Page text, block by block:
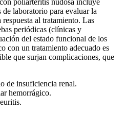
poliarteritis nudosa incluye
laboratorio para evaluar la
al tratamiento. Las
periódicas (clínicas y
del estado funcional de los
con un tratamiento adecuado es
que surjan complicaciones, que
de insuficiencia renal.
hemorrágico.